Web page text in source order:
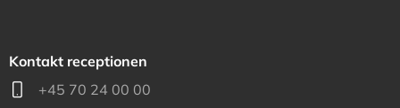
Kontakt receptionen
+45 70 24 00 00